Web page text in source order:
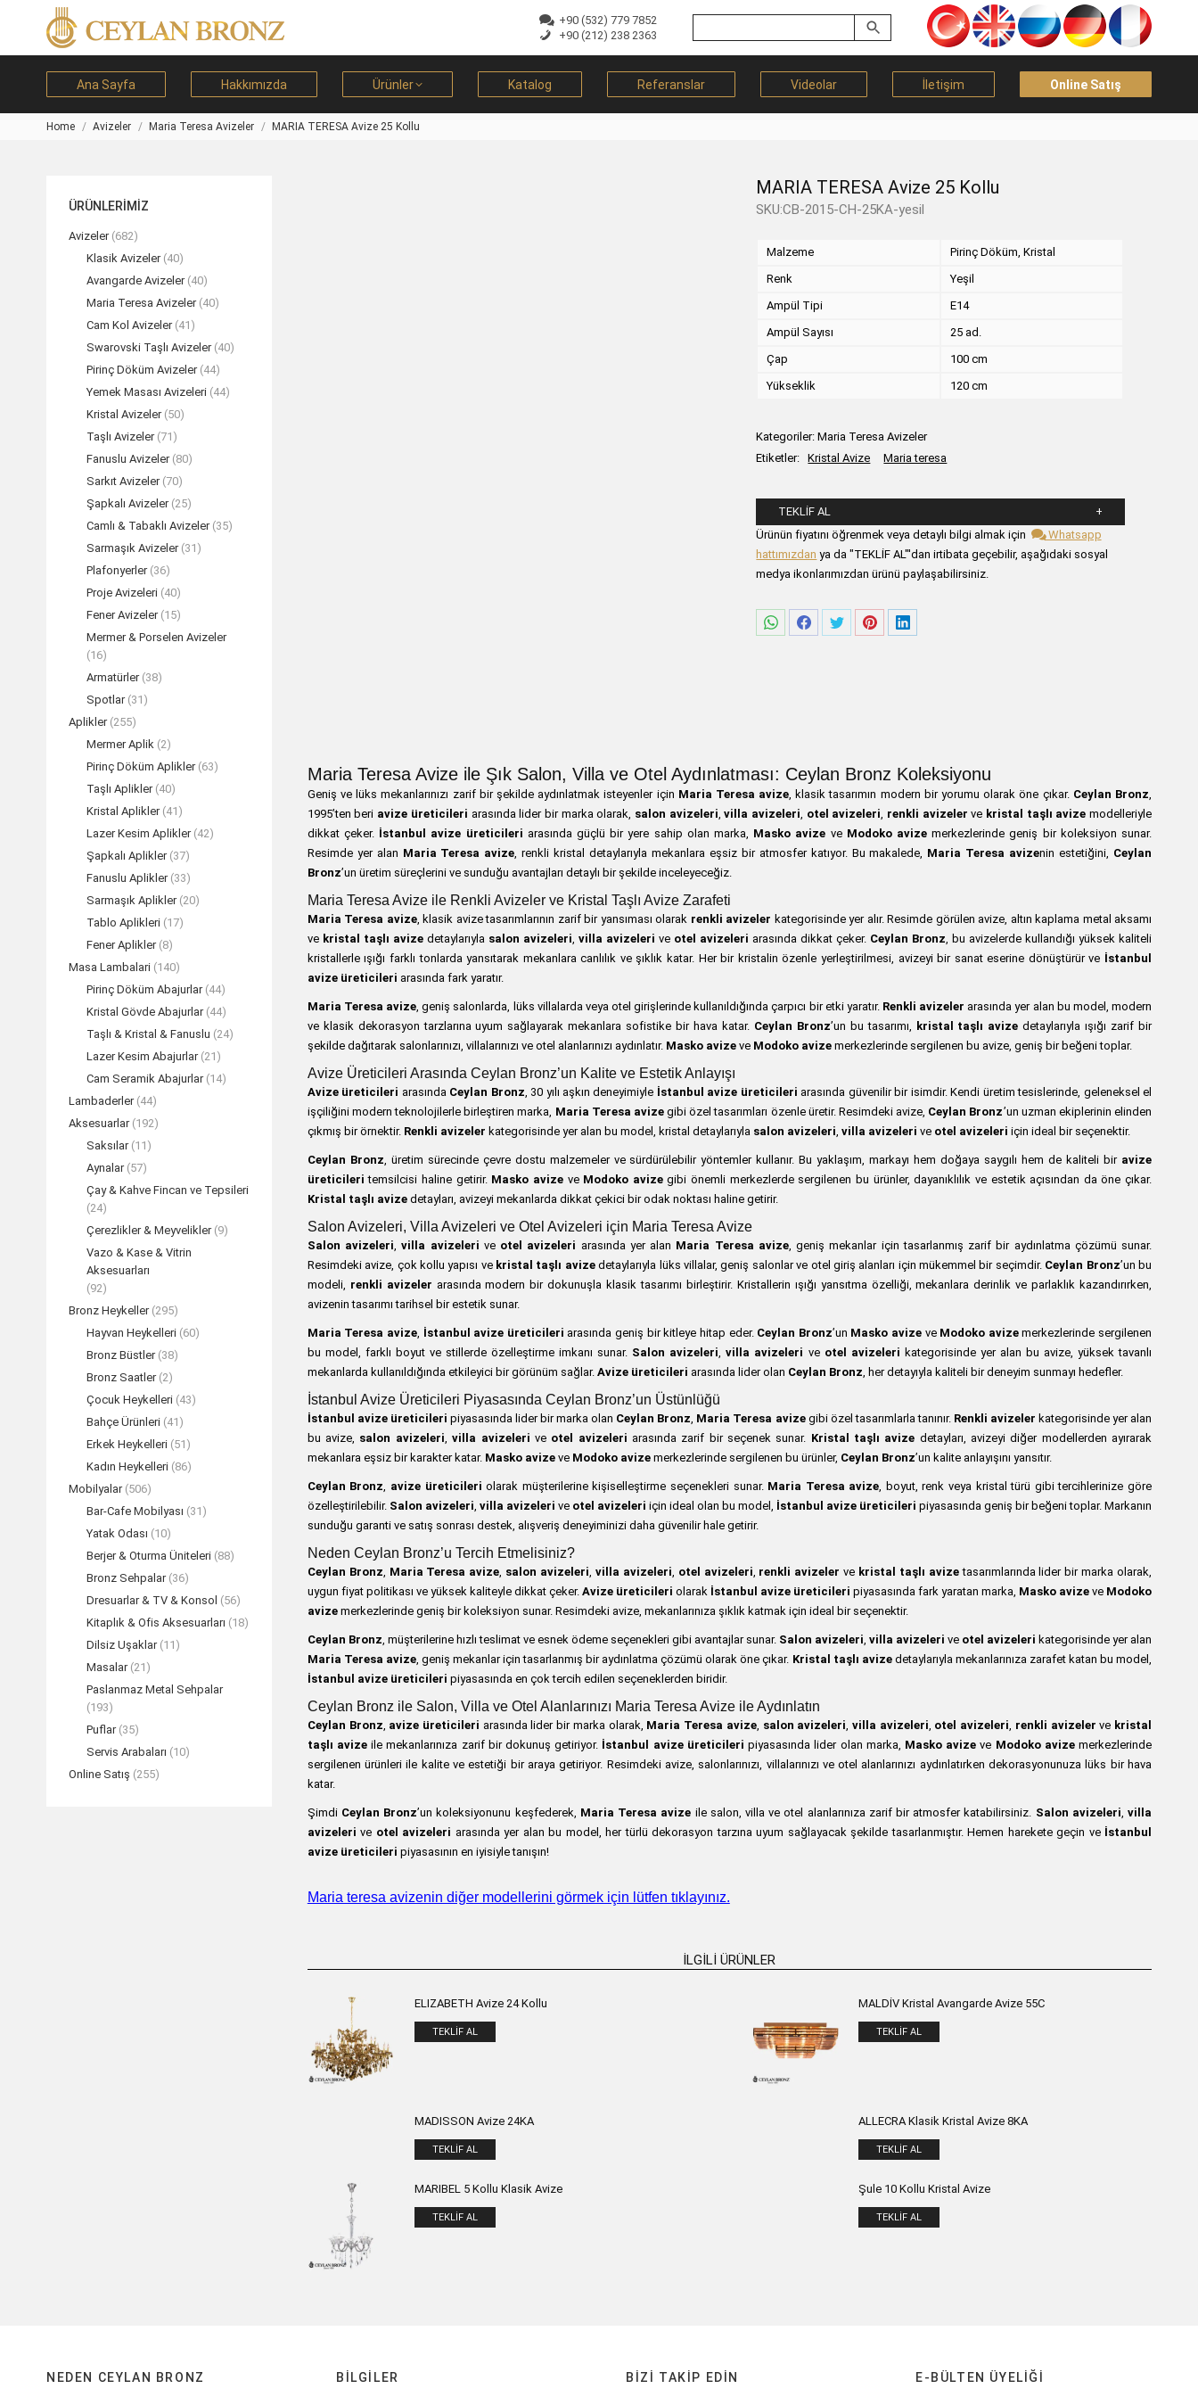
+90 (532) 779 7852
+90 (212) 238 2363
Ana Sayfa Hakkımızda Ürünler Katalog Referanslar Videolar İletişim Online Satış
You are here:
Home Avizeler Maria Teresa Avizeler MARIA TERESA Avize 25 Kollu
MARIA TERESA Avize 25 Kollu
SKU:CB-2015-CH-25KA-yesil
Malzeme
Pirinç Döküm, Kristal
Renk
Yeşil
Ampül Tipi
E14
Ampül Sayısı
25 ad.
Çap
100 cm
Yükseklik
120 cm
Kategoriler:Maria Teresa Avizeler
Etiketler:
Kristal Avize Maria teresa
TEKLIF AL
Lütfen aşağıdaki formu alanlarını doldurunuz.
Ürünün fiyatını öğrenmek veya detaylı bilgi almak için
Whatsapp
hattımızdan ya da "TEKLİF AL"'dan irtibata geçebilir, aşağıdaki sosyal
medya ikonlarımızdan ürünü paylaşabilirsiniz.
ShareShareShareShareShare
Maria Teresa Avize ile Şık Salon, Villa ve Otel Aydınlatması: Ceylan Bronz Koleksiyonu
Geniş ve lüks mekanlarınızı zarif bir şekilde aydınlatmak isteyenler için Maria Teresa avize , klasik tasarımın modern bir yorumu olarak öne çıkar. Ceylan Bronz
1995’ten beri avize üreticileri arasında lider bir marka olarak, salon avizeleri ,villa avizeleri otel avizeleri renkli avizeler ve kristal taşlı avize modelleriyle
dikkat çeker. İstanbul avize üreticileri arasında güçlü bir yere sahip olan marka, Masko avize ve Modoko avize merkezlerinde geniş bir koleksiyon sunar.
Resimde yer alan Maria Teresa avize , renkli kristal detaylarıyla mekanlara eşsiz bir atmosfer katıyor. Bu makalede, Maria Teresa avizenin estetiğini, Ceylan
Bronz’un üretim süreçlerini ve sunduğu avantajları detaylı bir şekilde inceleyeceğiz.
Maria Teresa Avize ile Renkli Avizeler ve Kristal Taşlı Avize Zarafeti
Maria Teresa avize, klasik avize tasarımlarının zarif bir yansıması olarak renkli avizeler kategorisinde yer alır. Resimde görülen avize, altın kaplama metal aksamı
ve kristal taşlı avizedetaylarıyla salon avizeleri villa avizeleri ve otel avizeleri arasında dikkat çeker. Ceylan Bronz , bu avizelerde kullandığı yüksek kaliteli
kristallerle ışığı farklı tonlarda yansıtarak mekanlara canlılık ve şıklık katar. Her bir kristalin özenle yerleştirilmesi, avizeyi bir sanat eserine dönüştürür ve İstanbul
avize üreticileri arasında fark yaratır.
Maria Teresa avize , geniş salonlarda, lüks villalarda veya otel girişlerinde kullanıldığında çarpıcı bir etki yaratır. Renkli avizeler arasında yer alan bu model, modern
ve klasik dekorasyon tarzlarına uyum sağlayarak mekanlara sofistike bir hava katar. Ceylan Bronz’un bu tasarımı, kristal taşlı avize detaylarıyla ışığı zarif bir
şekilde dağıtarak salonlarınızı, villalarınızı ve otel alanlarınızı aydınlatır. Masko avizeve Modoko avizemerkezlerinde sergilenen bu avize, geniş bir beğeni toplar.
Avize Üreticileri Arasında Ceylan Bronz’un Kalite ve Estetik Anlayışı
Avize üreticileri arasında Ceylan Bronz , 30 yılı aşkın deneyimiyle İstanbul avize üreticileri arasında güvenilir bir isimdir. Kendi üretim tesislerinde, geleneksel el
işçiliğini modern teknolojilerle birleştiren marka, Maria Teresa avizegibi özel tasarımları özenle üretir. Resimdeki avize, Ceylan Bronz’un uzman ekiplerinin elinden
çıkmış bir örnektir. Renkli avizeler kategorisinde yer alan bu model, kristal detaylarıyla salon avizeleri villa avizeleri ve otel avizeleri için ideal bir seçenektir.
Ceylan Bronz , üretim sürecinde çevre dostu malzemeler ve sürdürülebilir yöntemler kullanır. Bu yaklaşım, markayı hem doğaya saygılı hem de kaliteli bir avize
üreticileri temsilcisi haline getirir. Masko avizeve Modoko avizegibi önemli merkezlerde sergilenen bu ürünler, dayanıklılık ve estetik açısından da öne çıkar.
Kristal taşlı avizedetayları, avizeyi mekanlarda dikkat çekici bir odak noktası haline getirir.
Salon Avizeleri, Villa Avizeleri ve Otel Avizeleri için Maria Teresa Avize
Salon avizeleri ,villa avizeleri ve otel avizeleri arasında yer alan Maria Teresa avize, geniş mekanlar için tasarlanmış zarif bir aydınlatma çözümü sunar.
Resimdeki avize, çok kollu yapısı ve kristal taşlı avizedetaylarıyla lüks villalar, geniş salonlar ve otel giriş alanları için mükemmel bir seçimdir. Ceylan Bronz’un bu
modeli, renkli avizeler arasında modern bir dokunuşla klasik tasarımı birleştirir. Kristallerin ışığı yansıtma özelliği, mekanlara derinlik ve parlaklık kazandırırken,
avizenin tasarımı tarihsel bir estetik sunar.
Maria Teresa avize İstanbul avize üreticileri arasında geniş bir kitleye hitap eder. Ceylan Bronz’un Masko avizeve Modoko avizemerkezlerinde sergilenen
bu model, farklı boyut ve stillerde özelleştirme imkanı sunar. Salon avizeleri ,villa avizeleri ve otel avizeleri kategorisinde yer alan bu avize, yüksek tavanlı
mekanlarda kullanıldığında etkileyici bir görünüm sağlar. Avize üreticileri arasında lider olan Ceylan Bronz , her detayıyla kaliteli bir deneyim sunmayı hedefler.
İstanbul Avize Üreticileri Piyasasında Ceylan Bronz’un Üstünlüğü
İstanbul avize üreticileri piyasasında lider bir marka olan Ceylan Bronz Maria Teresa avizegibi özel tasarımlarla tanınır. Renkli avizeler kategorisinde yer alan
bu avize, salon avizeleri ,villa avizeleri ve otel avizeleri arasında zarif bir seçenek sunar. Kristal taşlı avize detayları, avizeyi diğer modellerden ayırarak
mekanlara eşsiz bir karakter katar. Masko avizeve Modoko avizemerkezlerinde sergilenen bu ürünler, Ceylan Bronz’un kalite anlayışını yansıtır.
Ceylan Bronz avize üreticileri olarak müşterilerine kişiselleştirme seçenekleri sunar. Maria Teresa avize , boyut, renk veya kristal türü gibi tercihlerinize göre
özelleştirilebilir. Salon avizeleri villa avizeleri ve otel avizeleri için ideal olan bu model, İstanbul avize üreticileri piyasasında geniş bir beğeni toplar. Markanın
sunduğu garanti ve satış sonrası destek, alışveriş deneyiminizi daha güvenilir hale getirir.
Neden Ceylan Bronz’u Tercih Etmelisiniz?
Ceylan Bronz Maria Teresa avize salon avizeleri villa avizeleri otel avizeleri renkli avizeler ve kristal taşlı avizetasarımlarında lider bir marka olarak,
uygun fiyat politikası ve yüksek kaliteyle dikkat çeker. Avize üreticileri olarak İstanbul avize üreticileri piyasasında fark yaratan marka, Masko avize ve Modoko
avizemerkezlerinde geniş bir koleksiyon sunar. Resimdeki avize, mekanlarınıza şıklık katmak için ideal bir seçenektir.
Ceylan Bronz , müşterilerine hızlı teslimat ve esnek ödeme seçenekleri gibi avantajlar sunar. Salon avizeleri villa avizeleri ve otel avizeleri kategorisinde yer alan
Maria Teresa avize, geniş mekanlar için tasarlanmış bir aydınlatma çözümü olarak öne çıkar. Kristal taşlı avizedetaylarıyla mekanlarınıza zarafet katan bu model,
İstanbul avize üreticileri piyasasında en çok tercih edilen seçeneklerden biridir.
Ceylan Bronz ile Salon, Villa ve Otel Alanlarınızı Maria Teresa Avize ile Aydınlatın
Ceylan Bronz avize üreticileri arasında lider bir marka olarak, Maria Teresa avize, salon avizeleri villa avizeleri otel avizeleri renkli avizeler ve kristal
taşlı avize ile mekanlarınıza zarif bir dokunuş getiriyor. İstanbul avize üreticileri piyasasında lider olan marka, Masko avize ve Modoko avizemerkezlerinde
sergilenen ürünleri ile kalite ve estetiği bir araya getiriyor. Resimdeki avize, salonlarınızı, villalarınızı ve otel alanlarınızı aydınlatırken dekorasyonunuza lüks bir hava
katar.
Şimdi Ceylan Bronz’un koleksiyonunu keşfederek, Maria Teresa avize ile salon, villa ve otel alanlarınıza zarif bir atmosfer katabilirsiniz. Salon avizeleri ,villa
avizeleri ve otel avizeleri arasında yer alan bu model, her türlü dekorasyon tarzına uyum sağlayacak şekilde tasarlanmıştır. Hemen harekete geçin ve İstanbul
avize üreticileri piyasasının en iyisiyle tanışın!
Maria teresa avizenin diğer modellerini görmek için lütfen tıklayınız.
İLGILI ÜRÜNLER
ELIZABETH Avize 24 Kollu
TEKLIF AL
MALDİV Kristal Avangarde Avize 55C
TEKLIF AL
MADISSON Avize 24KA
TEKLIF AL
ALLECRA Klasik Kristal Avize 8KA
TEKLIF AL
MARIBEL 5 Kollu Klasik Avize
TEKLIF AL
Şule 10 Kollu Kristal Avize
TEKLIF AL
ÜRÜNLERİMİZ
Avizeler (682)
Klasik Avizeler (40)
Avangarde Avizeler (40)
Maria Teresa Avizeler (40)
Cam Kol Avizeler (41)
Swarovski Taşlı Avizeler (40)
Pirinç Döküm Avizeler (44)
Yemek Masası Avizeleri (44)
Kristal Avizeler (50)
Taşlı Avizeler (71)
Fanuslu Avizeler (80)
Sarkıt Avizeler (70)
Şapkalı Avizeler (25)
Camlı & Tabaklı Avizeler (35)
Sarmaşık Avizeler (31)
Plafonyerler (36)
Proje Avizeleri (40)
Fener Avizeler (15)
Mermer & Porselen Avizeler
(16)
Armatürler (38)
Spotlar (31)
Aplikler (255)
Mermer Aplik (2)
Pirinç Döküm Aplikler (63)
Taşlı Aplikler (40)
Kristal Aplikler (41)
Lazer Kesim Aplikler (42)
Şapkalı Aplikler (37)
Fanuslu Aplikler (33)
Sarmaşık Aplikler (20)
Tablo Aplikleri (17)
Fener Aplikler (8)
Masa Lambalari (140)
Pirinç Döküm Abajurlar (44)
Kristal Gövde Abajurlar (44)
Taşlı & Kristal & Fanuslu (24)
Lazer Kesim Abajurlar (21)
Cam Seramik Abajurlar (14)
Lambaderler (44)
Aksesuarlar (192)
Saksılar (11)
Aynalar (57)
Çay & Kahve Fincan ve Tepsileri
(24)
Çerezlikler & Meyvelikler (9)
Vazo & Kase & Vitrin
Aksesuarları
(92)
Bronz Heykeller (295)
Hayvan Heykelleri (60)
Bronz Büstler (38)
Bronz Saatler (2)
Çocuk Heykelleri (43)
Bahçe Ürünleri (41)
Erkek Heykelleri (51)
Kadın Heykelleri (86)
Mobilyalar (506)
Bar-Cafe Mobilyası (31)
Yatak Odası (10)
Berjer & Oturma Üniteleri (88)
Bronz Sehpalar (36)
Dresuarlar & TV & Konsol (56)
Kitaplık & Ofis Aksesuarları (18)
Dilsiz Uşaklar (11)
Masalar (21)
Paslanmaz Metal Sehpalar
(193)
Puflar (35)
Servis Arabaları (10)
Online Satış (255)
NEDEN CEYLAN BRONZ BILGILER BIZI TAKIP EDIN E-BÜLTEN ÜYELIĞI